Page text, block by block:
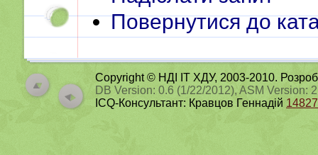
Повернутися до
Copyright © НДІ ІТ ХДУ, 2003-2010.
DB Version: 0.6 (1/22/2012), ASM Version:
ICQ-Консультант: Кравцов Геннадій